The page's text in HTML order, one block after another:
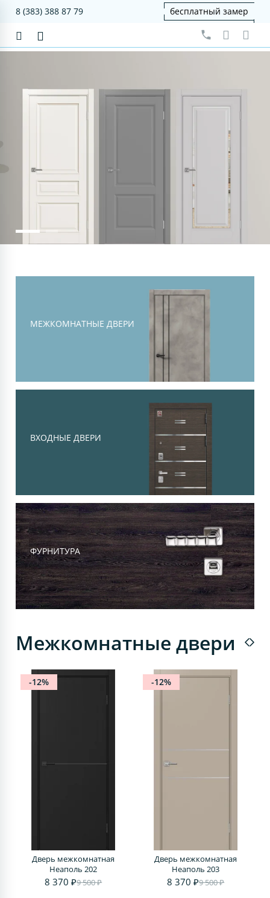
8 (383) 388 87 79 бесплатный замер
Тоскана
шумоизоляции
МЕЖКОМНАТНЫЕ ДВЕРИ
ВХОДНЫЕ ДВЕРИ
ФУРНИТУРА
Межкомнатные двери
-12%
Дверь межкомнатная
Неаполь 202
8 370 ₽9 500 ₽
-12%
Дверь межкомнатная
Неаполь 203
8 370 ₽9 500 ₽